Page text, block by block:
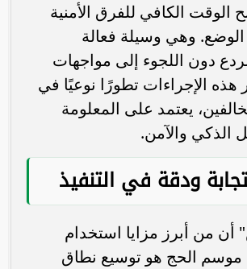
الوقت الكافي للفرق الأمنية
وهي وسيلة فعالة
دون اللجوء إلى مواجهات
هذه الإجراءات تطورًا نوعيًا في
يعتمد على المعلومة
الذكي والآمن.
ودقة في التنفيذ
من أبرز مزايا استخدام
موسم الحج هو توسيع نطاق